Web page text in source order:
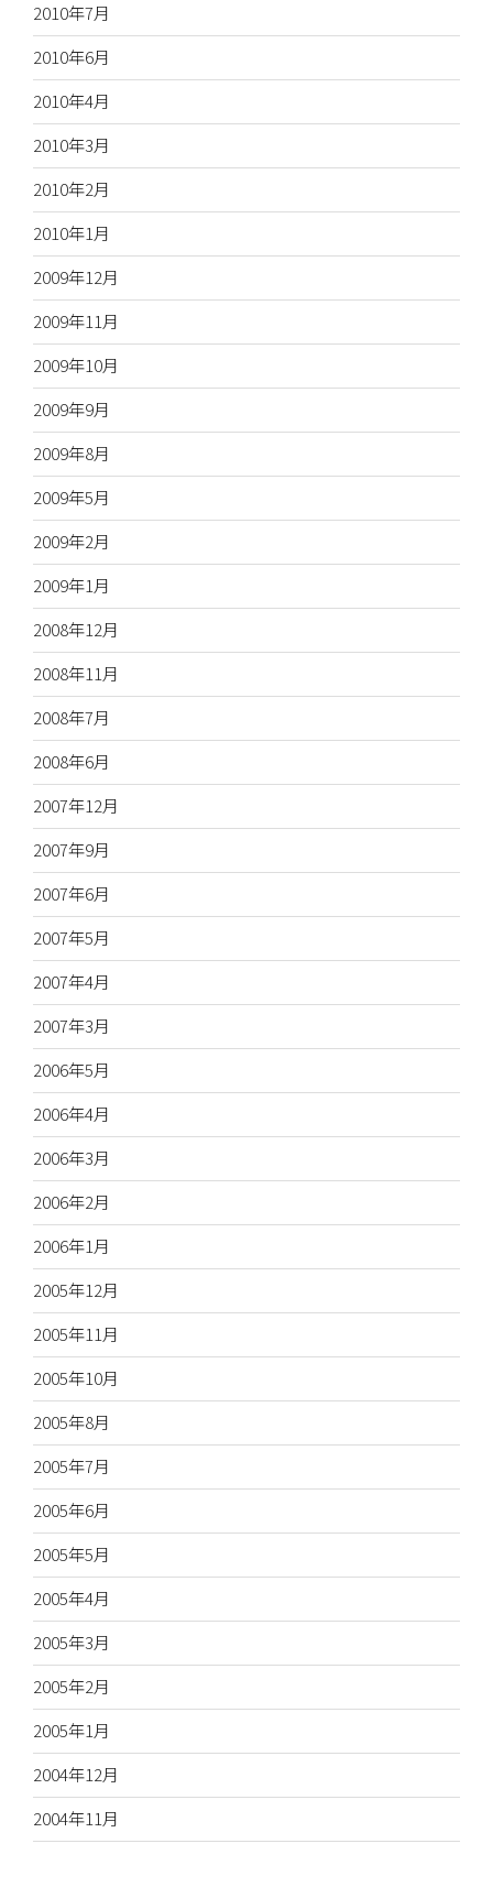
2010年7月
2010年6月
2010年4月
2010年3月
2010年2月
2010年1月
2009年12月
2009年11月
2009年10月
2009年9月
2009年8月
2009年5月
2009年2月
2009年1月
2008年12月
2008年11月
2008年7月
2008年6月
2007年12月
2007年9月
2007年6月
2007年5月
2007年4月
2007年3月
2006年5月
2006年4月
2006年3月
2006年2月
2006年1月
2005年12月
2005年11月
2005年10月
2005年8月
2005年7月
2005年6月
2005年5月
2005年4月
2005年3月
2005年2月
2005年1月
2004年12月
2004年11月